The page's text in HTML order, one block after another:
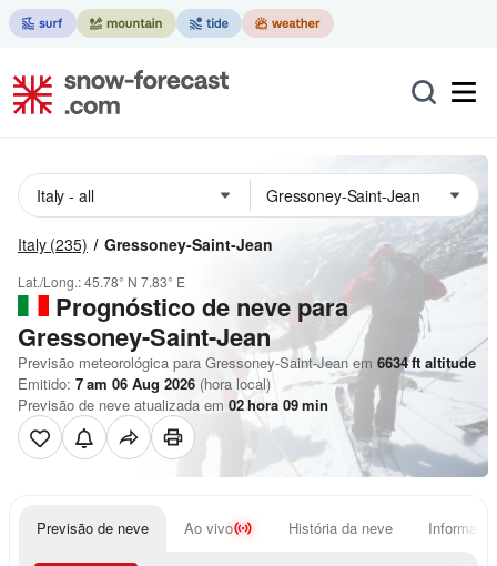
Italy (235) Gressoney-Saint-Jean
Lat./Long.:45.78° N 7.83° E
Prognóstico de neve para
Gressoney-Saint-Jean
Previsão meteorológica para Gressoney-Saint-Jean em 6634ft altitude
Emitido: 7 am 06 Aug 2026 (hora local)
Previsão de neve atualizada em 02hora 09min
Previsão de neve Ao vivo História da neve